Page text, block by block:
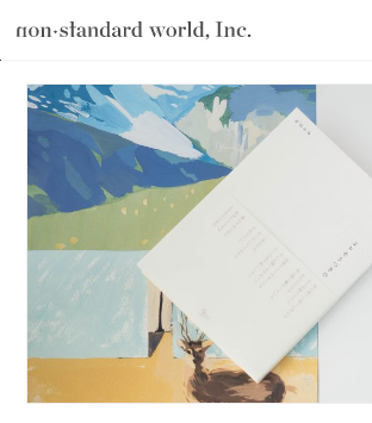
about
service
shop
recruit
TOP ブログ わたしたちのこと CSR